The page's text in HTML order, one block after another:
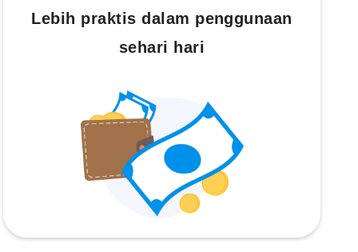
Lebih praktis dalam penggunaan
sehari hari